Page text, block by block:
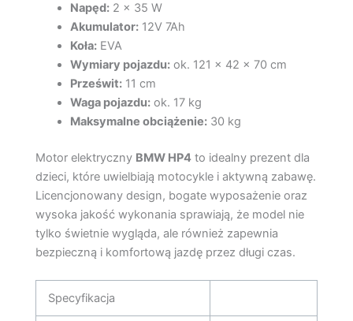
Napęd:2 × 35 W
Akumulator:12V 7Ah
Koła:EVA
Wymiary pojazdu:ok. 121 × 42 × 70 cm
Prześwit:11 cm
Waga pojazdu:ok. 17 kg
Maksymalne obciążenie:30 kg
Motor elektryczny BMW HP4 to idealny prezent dla
dzieci, które uwielbiają motocykle i aktywną zabawę.
Licencjonowany design, bogate wyposażenie oraz
wysoka jakość wykonania sprawiają, że model nie
tylko świetnie wygląda, ale również zapewnia
bezpieczną i komfortową jazdę przez długi czas.
Specyfikacja